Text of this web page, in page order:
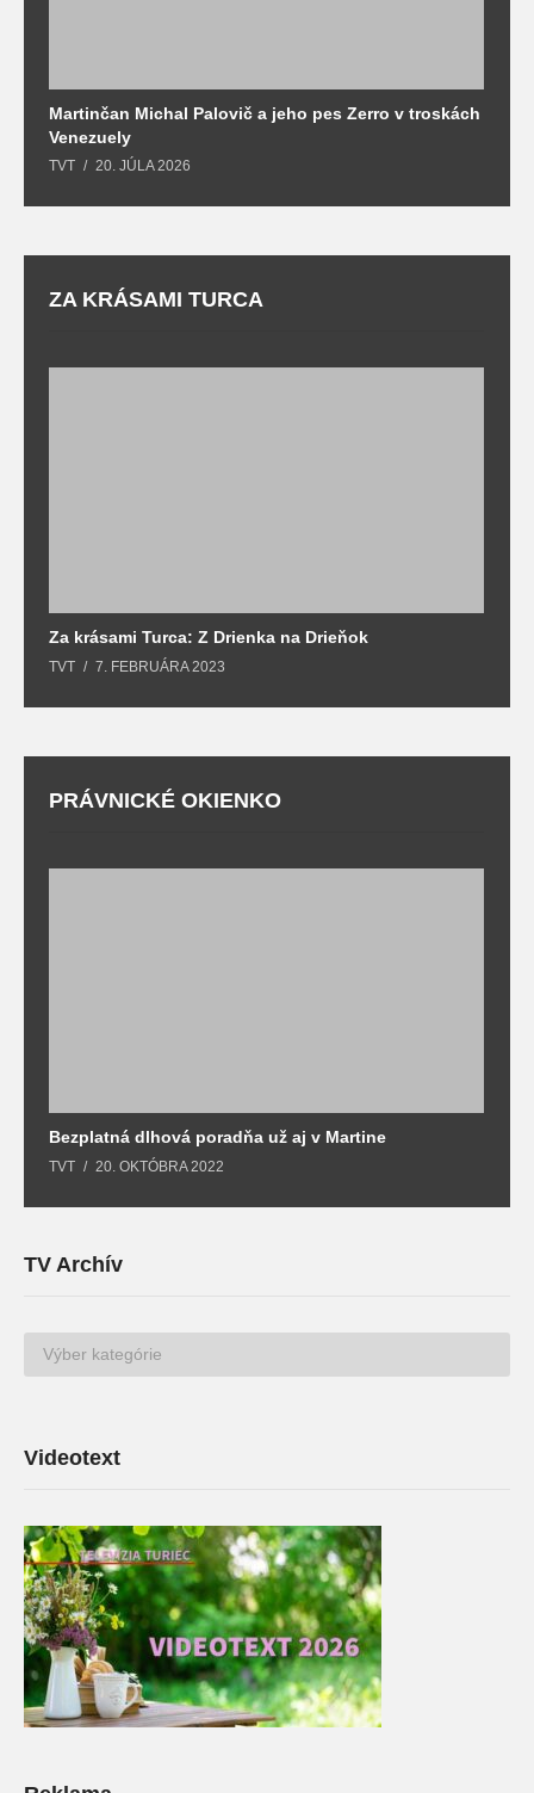
Martinčan Michal Palovič a jeho pes Zerro v troskách
Venezuely
TVT 20. JÚLA 2026
ZA KRÁSAMI TURCA
Za krásami Turca: Z Drienka na Drieňok
TVT 7. FEBRUÁRA 2023
PRÁVNICKÉ OKIENKO
Bezplatná dlhová poradňa už aj v Martine
TVT 20. OKTÓBRA 2022
TV Archív
TV
Archív
Videotext